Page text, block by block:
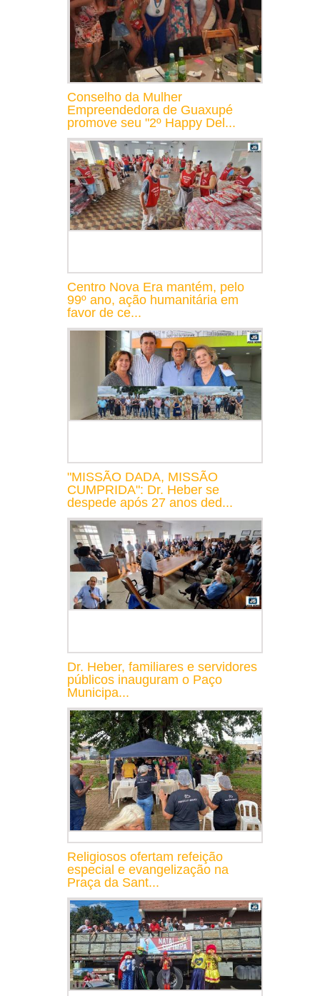
Conselho da Mulher
Empreendedora de Guaxupé
promove seu "2º Happy Del...
Centro Nova Era mantém, pelo
99º ano, ação humanitária em
favor de ce...
"MISSÃO DADA, MISSÃO
CUMPRIDA": Dr. Heber se
despede após 27 anos ded...
Dr. Heber, familiares e servidores
públicos inauguram o Paço
Municipa...
Religiosos ofertam refeição
especial e evangelização na
Praça da Sant...